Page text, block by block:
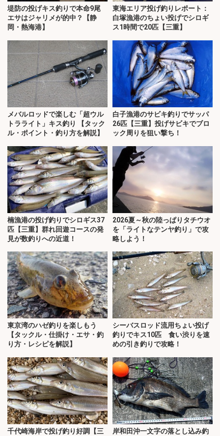
堤防の投げキス釣りで本命9尾
エサはジャリメが的中？【静
岡・熱海港】
東海エリア投げ釣りレポート：
白塚漁港のちょい投げでシロギ
ス1時間で20匹【三重】
メバルロッドで楽しむ「超ウル
トラライト」キス釣り 【タック
ル・ポイント・釣り方を解説】
白子漁港のサビキ釣りでサッパ
26匹【三重】投げサビキでブロ
ック周りを狙い撃ち！
楠漁港の投げ釣りでシロギス37
匹【三重】群れ回遊コースの発
見が数釣りへの近道！
2026夏～秋の陸っぱりタチウオ
を「ライトなテンヤ釣り」で攻
略しよう！
東京湾のハゼ釣りを楽しもう
【タックル・仕掛け・エサ・釣
り方・レシピを解説】
シーバスロッド流用ちょい投げ
釣りでキス10匹 食い渋りを速
めの引き釣りで攻略！
千代崎海岸で投げ釣り好調【三
岸和田沖一文字の落とし込み釣